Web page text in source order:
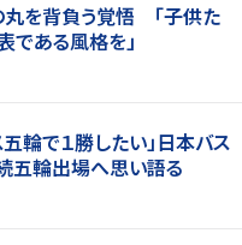
丸を背負う覚悟 「子供た
である風格を」
五輪で１勝したい」日本バス
五輪出場へ思い語る